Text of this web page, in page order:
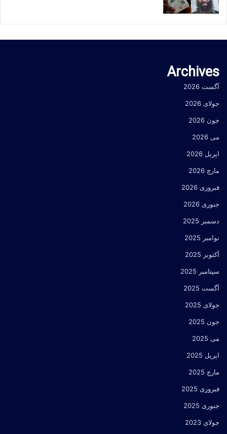
Archives
آگست 2026
جولای 2026
جون 2026
می 2026
اپریل 2026
مارچ 2026
فبروری 2026
جنوری 2026
دسمبر 2025
نوامبر 2025
آکتوبر 2025
سپتامبر 2025
آگست 2025
جولای 2025
جون 2025
می 2025
اپریل 2025
مارچ 2025
فبروری 2025
جنوری 2025
جولای 2023